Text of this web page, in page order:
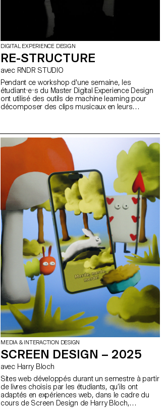
DIGITAL EXPERIENCE DESIGN
RE-STRUCTURE
avec RNDR STUDIO
Pendant ce workshop d'une semaine, les
étudiant·e·s du Master Digital Experience Design
ont utilisé des outils de machine learning pour
décomposer des clips musicaux en leurs
objets audiovisuels linéaires en jeux de données
structurées. Ces composants ont ensuite été
réinventés sous forme de systèmes interactifs et
non linéaires : cartes explorables, timelines
génératives, interfaces rythmiques et structures
auto-recomposables, construites avec le
framework OPENRNDR.
MEDIA & INTERACTION DESIGN
SCREEN DESIGN – 2025
avec Harry Bloch
Sites web développés durant un semestre à partir
de livres choisis par les étudiants, qu’ils ont
adaptés en expériences web, dans le cadre du
cours de Screen Design de Harry Bloch,